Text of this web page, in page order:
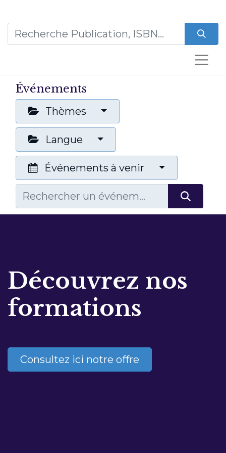
Événements
Thèmes
Langue
Événements à venir
Découvrez nos
formations
Consultez ici notre offre